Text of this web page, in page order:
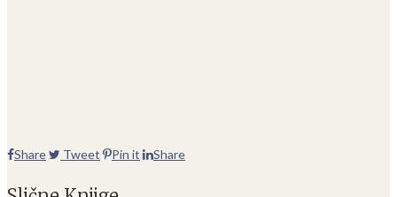
Share Tweet Pin it Share